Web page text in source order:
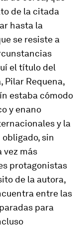
de la citada
hasta la
se resiste a
el título del
Pilar Requena,
estaba cómodo
y enano
y la
sin
vez más
protagonistas
de la autora,
entre las
para